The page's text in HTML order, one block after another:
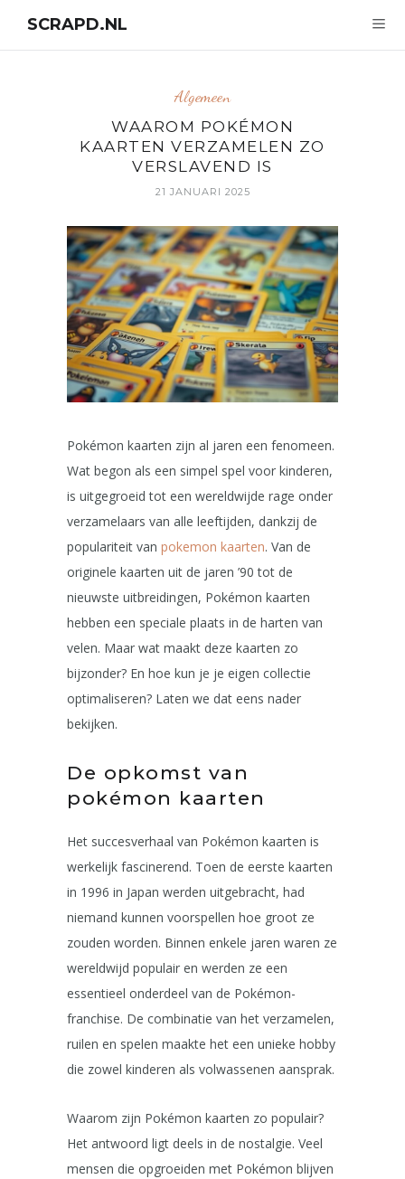
SCRAPD.NL
Algemeen
WAAROM POKÉMON
KAARTEN VERZAMELEN ZO
VERSLAVEND IS
21 JANUARI 2025
Pokémon kaarten zijn al jaren een fenomeen.
Wat begon als een simpel spel voor kinderen,
is uitgegroeid tot een wereldwijde rage onder
verzamelaars van alle leeftijden, dankzij de
populariteit van pokemon kaarten. Van de
originele kaarten uit de jaren ’90 tot de
nieuwste uitbreidingen, Pokémon kaarten
hebben een speciale plaats in de harten van
velen. Maar wat maakt deze kaarten zo
bijzonder? En hoe kun je je eigen collectie
optimaliseren? Laten we dat eens nader
bekijken.
De opkomst van
pokémon kaarten
Het succesverhaal van Pokémon kaarten is
werkelijk fascinerend. Toen de eerste kaarten
in 1996 in Japan werden uitgebracht, had
niemand kunnen voorspellen hoe groot ze
zouden worden. Binnen enkele jaren waren ze
wereldwijd populair en werden ze een
essentieel onderdeel van de Pokémon-
franchise. De combinatie van het verzamelen,
ruilen en spelen maakte het een unieke hobby
die zowel kinderen als volwassenen aansprak.
Waarom zijn Pokémon kaarten zo populair?
Het antwoord ligt deels in de nostalgie. Veel
mensen die opgroeiden met Pokémon blijven